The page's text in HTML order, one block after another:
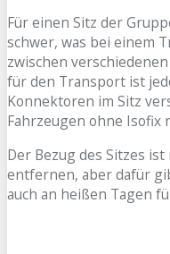
Für einen Sitz der
schwer, was bei einem
zwischen
für den Transport ist
Konnektoren im Sitz
Fahrzeugen ohne Isofix
Der Bezug des Sitzes
entfernen, aber dafür
auch an heißen Tagen